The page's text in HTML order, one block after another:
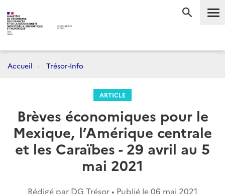
Accueil Trésor-Info
ARTICLE
Brèves économiques pour le
Mexique, l’Amérique centrale
et les Caraïbes - 29 avril au 5
mai 2021
Rédigé par DG Trésor • Publié le06 mai 2021